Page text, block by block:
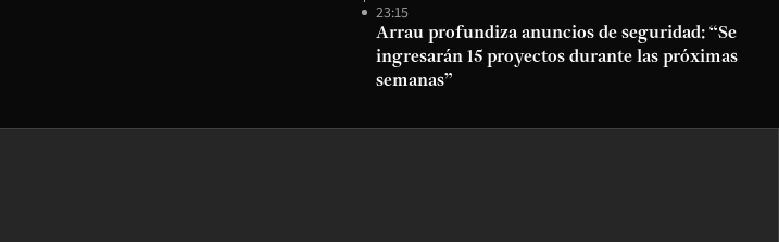
23:15
Arrau profundiza anuncios de seguridad: “Se
ingresarán 15 proyectos durante las próximas
semanas”